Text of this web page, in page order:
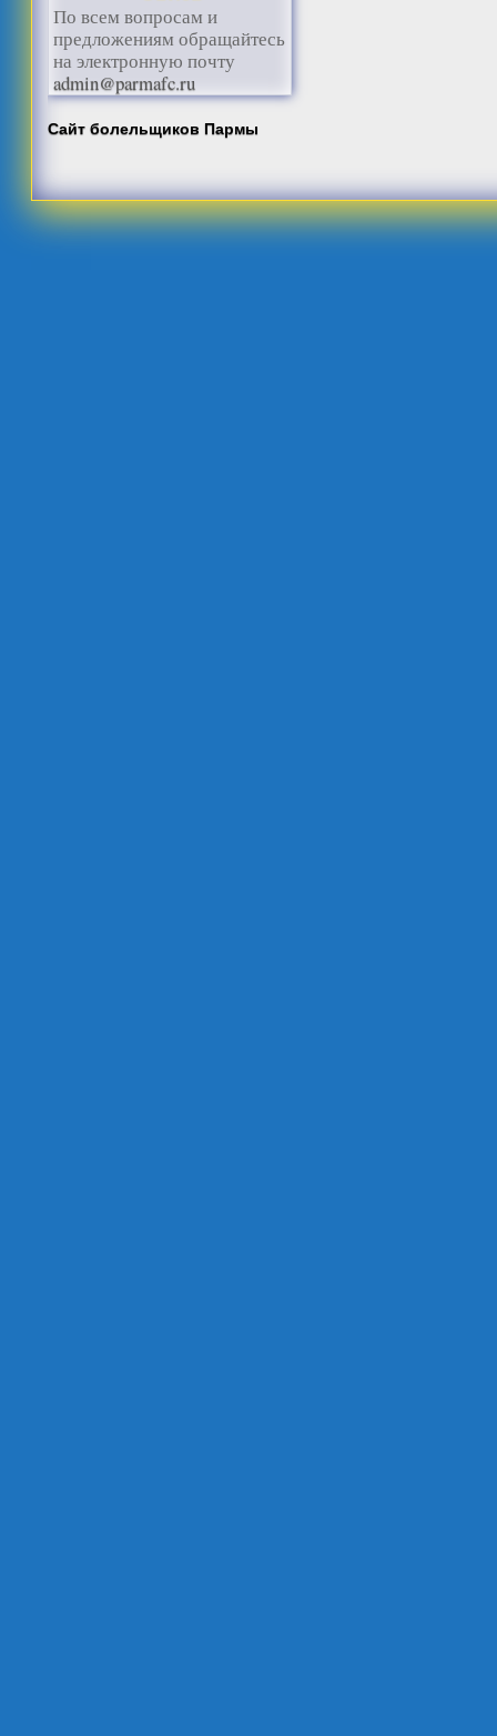
По всем вопросам и
предложениям обращайтесь
на электронную почту
admin@parmafc.ru
Сайт болельщиков Пармы